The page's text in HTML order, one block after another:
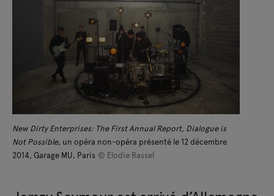
New Dirty Enterprises: The First Annual Report, Dialogue is
Not Possible, un opéra non-opéra présenté le 12 décembre
2014, Garage MU, Paris © Elodie Rassel